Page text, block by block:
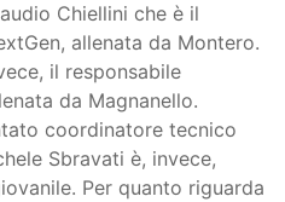
Chiellini che è il
allenata da Montero.
il responsabile
da Magnanello.
coordinatore tecnico
Sbravati è, invece,
Per quanto riguarda